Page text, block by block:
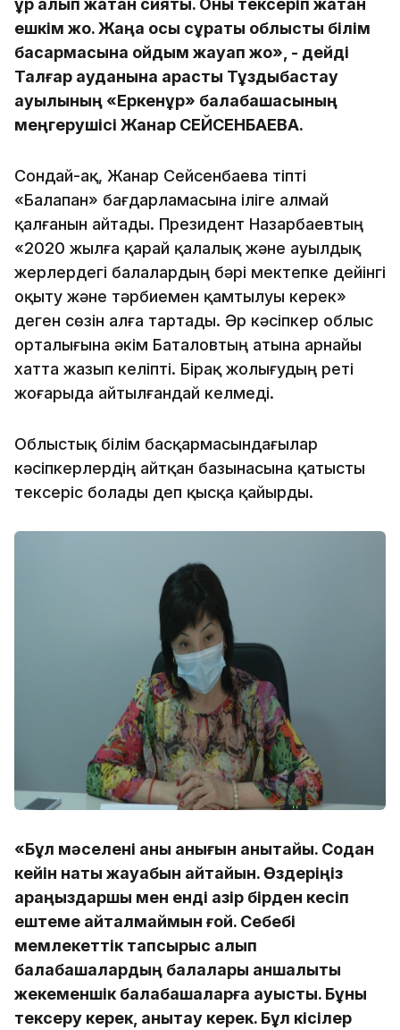
құр алып жатқан сияқты. Оны тексеріп жатқан
ешкім жоқ. Жаңа осы сұрақты облыстық білім
басқармасына қойдым жауап жоқ», - дейді
Талғар ауданына қарасты Тұздыбастау
ауылының «Еркенұр» балабақшасының
меңгерушісі Жанар СЕЙСЕНБАЕВА.
Сондай-ақ, Жанар Сейсенбаева тіпті
«Балапан» бағдарламасына іліге алмай
қалғанын айтады. Президент Назарбаевтың
«2020 жылға қарай қалалық және ауылдық
жерлердегі балалардың бәрі мектепке дейінгі
оқыту және тәрбиемен қамтылуы керек»
деген сөзін алға тартады. Әр кәсіпкер облыс
орталығына әкім Баталовтың атына арнайы
хатта жазып келіпті. Бірақ жолығудың реті
жоғарыда айтылғандай келмеді.
Облыстық білім басқармасындағылар
кәсіпкерлердің айтқан базынасына қатысты
тексеріс болады деп қысқа қайырды.
«Бұл мәселені анық қанығын анықтайық. Содан
кейін нақты жауабын айтайын. Өздеріңіз
қараңыздаршы мен енді қазір бірден кесіп
ештеме айталмаймын ғой. Себебі
мемлекеттік тапсырыс алып
балабақшалардың балалары қаншалықты
жекеменшік балабақшаларға ауысты. Бұны
тексеру керек, анықтау керек. Бұл кісілер